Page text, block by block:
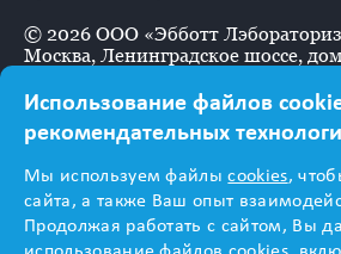
© 2026 ООО «Эбботт
Москва, Ленинградское шоссе,
Информация
предназначена
Использование файлов
рекомендательных
Мы используем файлыcookies,
сайта, а также Ваш опыт
Продолжая работать с сайтом, Вы